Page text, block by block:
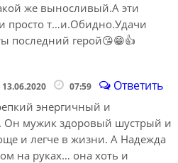
же выносливый.А эти
просто т…и.Обидно.Удачи
последний герой😘😁👍
13.06.2020 07:59 Ответить
энергичный и
Он мужик здоровый шустрый и
и легче в жизни. А Надежда
на руках… она хоть и